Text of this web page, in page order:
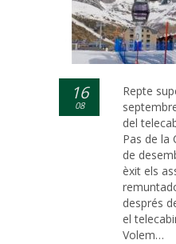
16
08
Repte
del
Pas de la
de
èxit els
després
el
Volem…